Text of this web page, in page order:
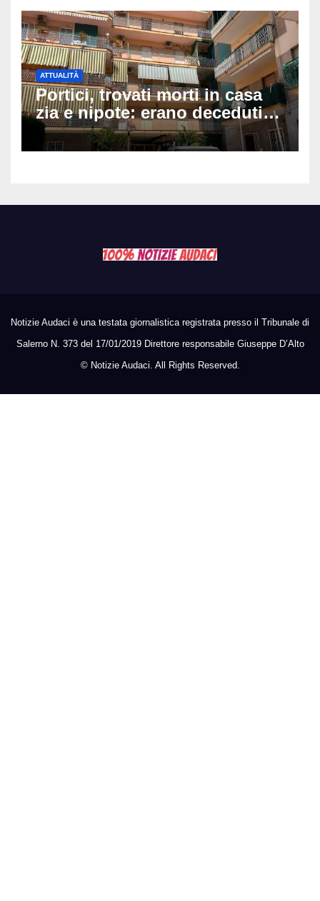
ATTUALITÀ
Portici, trovati morti in casa
zia e nipote: erano deceduti
da giorni, il caldo tra le
ipotesi al vaglio
Notizie Audaci è una testata giornalistica registrata presso il Tribunale di
Salerno N. 373 del 17/01/2019 Direttore responsabile Giuseppe D’Alto
© Notizie Audaci. All Rights Reserved.